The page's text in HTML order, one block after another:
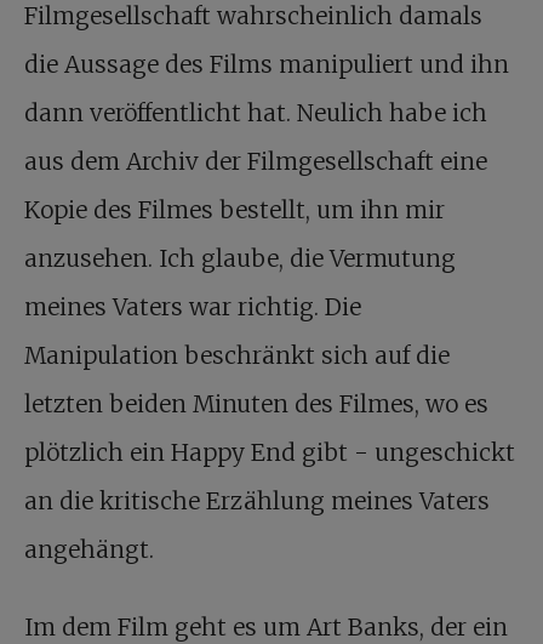
Filmgesellschaft wahrscheinlich damals
die Aussage des Films manipuliert und ihn
dann veröffentlicht hat. Neulich habe ich
aus dem Archiv der Filmgesellschaft eine
Kopie des Filmes bestellt, um ihn mir
anzusehen. Ich glaube, die Vermutung
meines Vaters war richtig. Die
Manipulation beschränkt sich auf die
letzten beiden Minuten des Filmes, wo es
plötzlich ein Happy End gibt - ungeschickt
an die kritische Erzählung meines Vaters
angehängt.
Im dem Film geht es um Art Banks, der ein